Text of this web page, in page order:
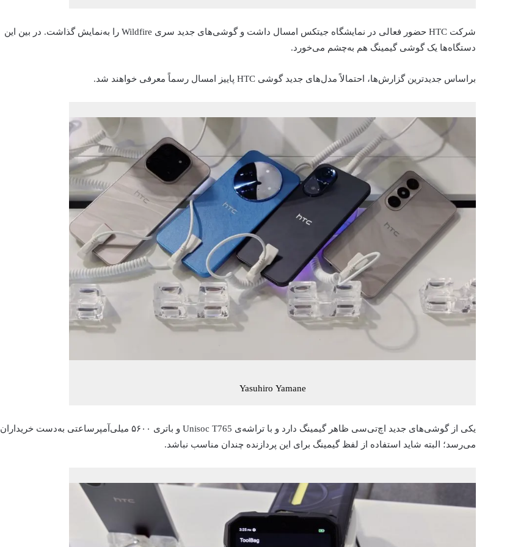
شرکت HTC حضور فعالی در نمایشگاه جیتکس امسال داشت و گوشی‌های جدید سری Wildfire را به‌نمایش گذاشت. در بین این
دستگاه‌ها یک گوشی گیمینگ هم به‌چشم می‌خورد.
براساس جدیدترین گزارش‌ها، احتمالاً مدل‌های جدید گوشی HTC پاییز امسال رسماً معرفی خواهند شد.
Yasuhiro Yamane
یکی از گوشی‌های جدید اچ‌تی‌سی ظاهر گیمینگ دارد و با تراشه‌ی Unisoc T765 و باتری ۵۶۰۰ میلی‌آمپرساعتی به‌دست خریداران
می‌رسد؛ البته شاید استفاده از لفظ گیمینگ برای این پردازنده چندان مناسب نباشد.